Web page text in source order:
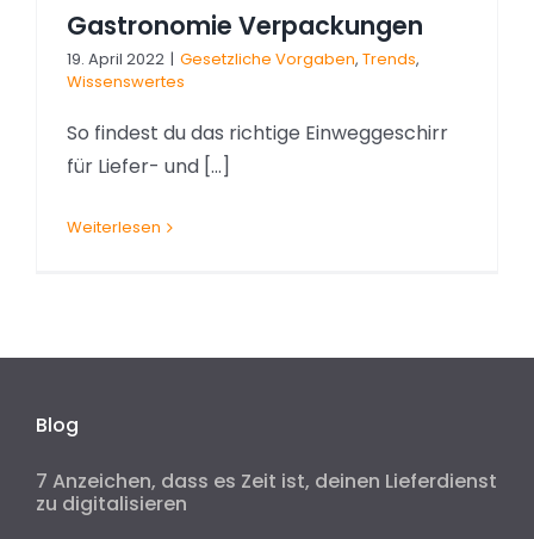
Gastronomie Verpackungen
19. April 2022 | Gesetzliche Vorgaben, Trends,
Wissenswertes
So findest du das richtige Einweggeschirr
für Liefer- und [...]
Weiterlesen
Blog
7 Anzeichen, dass es Zeit ist, deinen Lieferdienst
zu digitalisieren